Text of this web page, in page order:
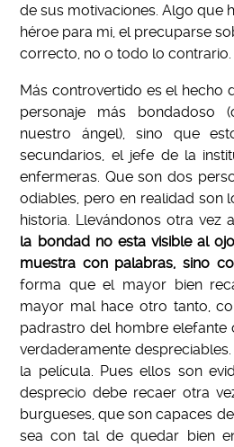
de sus motivaciones. Algo que
héroe para mi, el precuparse
correcto, no o todo lo contrario.
Más controvertido es el hecho
personaje más bondadoso
nuestro ángel), sino que
secundarios, el jefe de la
enfermeras. Que son dos
odiables, pero en realidad son
historia. Llevándonos otra vez
la bondad no esta visible al
muestra con palabras, sino
forma que el mayor bien
mayor mal hace otro tanto,
padrastro del hombre elefante
verdaderamente
la película. Pues ellos son
desprecio debe recaer otra
burgueses, que son capaces
sea con tal de quedar bien